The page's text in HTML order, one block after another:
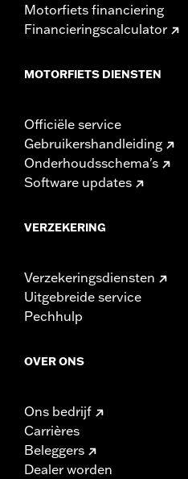
Motorfiets financiering
Financieringscalculator
MOTORFIETS DIENSTEN
Officiële service
Gebruikershandleiding
Onderhoudsschema's
Software updates
VERZEKERING
Verzekeringsdiensten
Uitgebreide service
Pechhulp
OVER ONS
Ons bedrijf
Carrières
Beleggers
Dealer worden